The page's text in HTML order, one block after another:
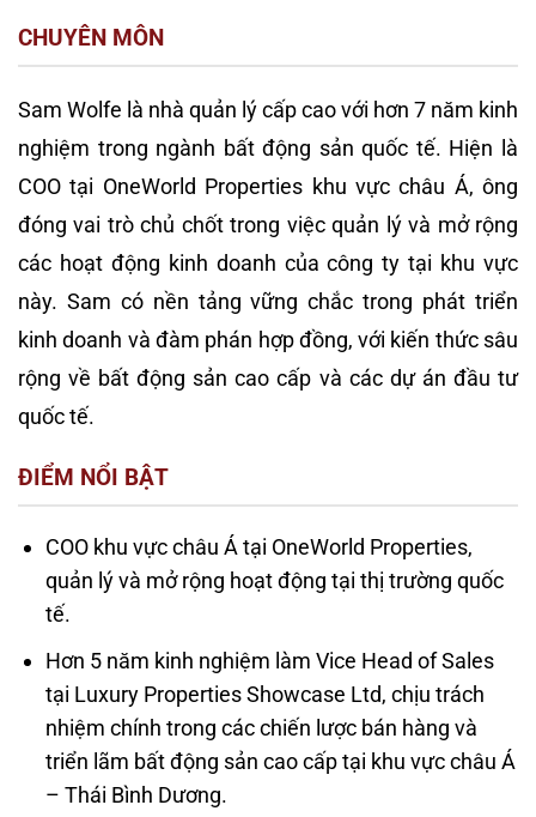
CHUYÊN MÔN
Sam Wolfe là nhà quản lý cấp cao với hơn 7 năm kinh
nghiệm trong ngành bất động sản quốc tế. Hiện là
COO tại OneWorld Properties khu vực châu Á, ông
đóng vai trò chủ chốt trong việc quản lý và mở rộng
các hoạt động kinh doanh của công ty tại khu vực
này. Sam có nền tảng vững chắc trong phát triển
kinh doanh và đàm phán hợp đồng, với kiến thức sâu
rộng về bất động sản cao cấp và các dự án đầu tư
quốc tế.
ĐIỂM NỔI BẬT
COO khu vực châu Á tại OneWorld Properties,
quản lý và mở rộng hoạt động tại thị trường quốc
tế.
Hơn 5 năm kinh nghiệm làm Vice Head of Sales
tại Luxury Properties Showcase Ltd, chịu trách
nhiệm chính trong các chiến lược bán hàng và
triển lãm bất động sản cao cấp tại khu vực châu Á
– Thái Bình Dương.